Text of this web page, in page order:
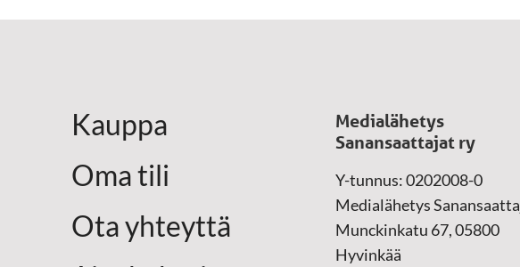
Kauppa
Oma tili
Ota yhteyttä
Medialähetys
Sanansaattajat ry
Y-tunnus: 0202008-0
Medialähetys
Munckinkatu 67, 05800
Hyvinkää